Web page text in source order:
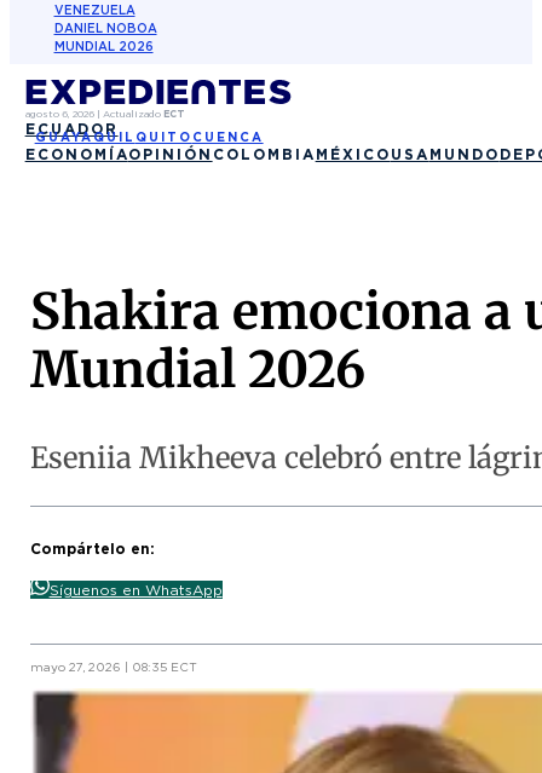
VENEZUELA
DANIEL NOBOA
MUNDIAL 2026
agosto 6, 2026| Actualizado ECT
ECUADOR
GUAYAQUIL QUITO CUENCA
ECONOMÍAOPINIÓN COLOMBIA MÉXICO USA MUNDO
Shakira emociona a
Mundial 2026
Eseniia Mikheeva celebró entre
Compártelo en:
Síguenos en WhatsApp
mayo 27, 2026 | 08:35 ECT